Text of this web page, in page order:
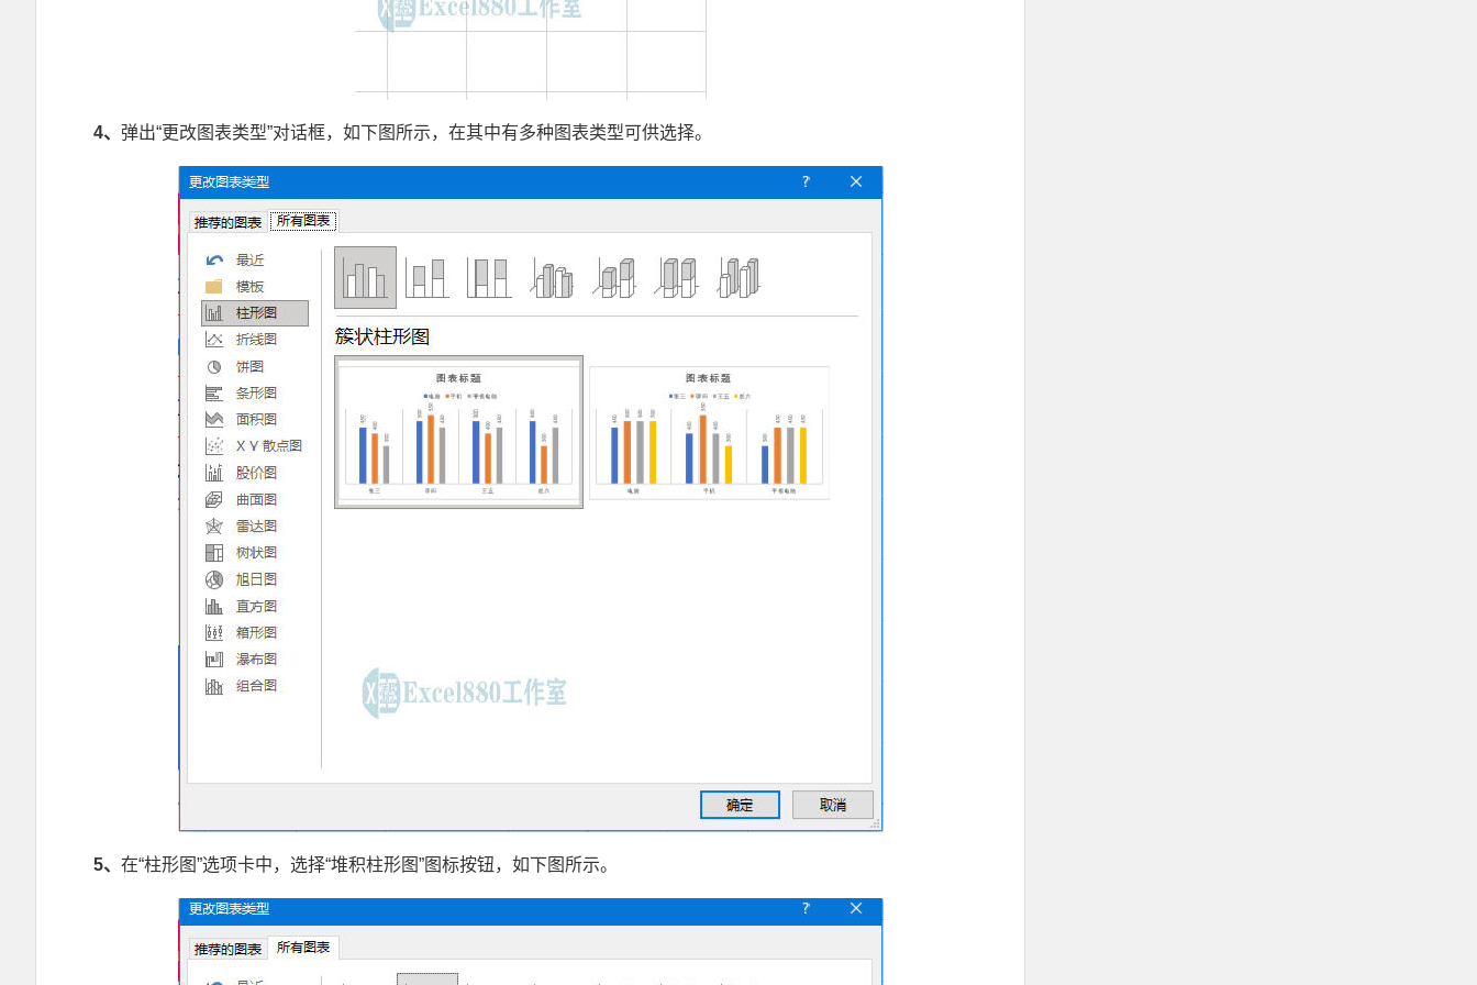
4、 弹出“更改图表类型”对话框，如下图所示，在其中有多种图表类型可供选择。
5、 在“柱形图”选项卡中，选择“堆积柱形图”图标按钮，如下图所示。